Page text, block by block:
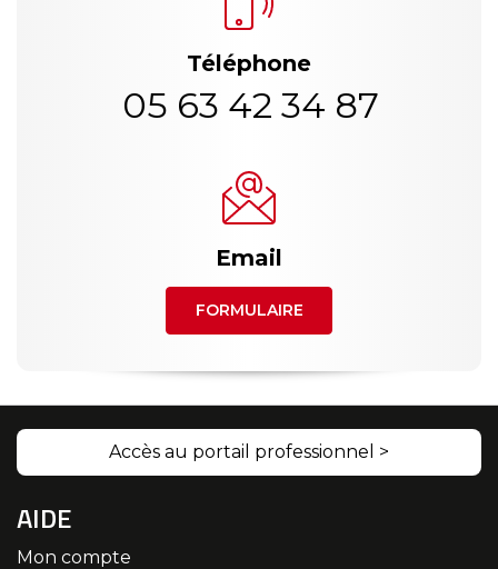
Téléphone
05 63 42 34 87
Email
FORMULAIRE
Accès au portail professionnel >
AIDE
Mon compte